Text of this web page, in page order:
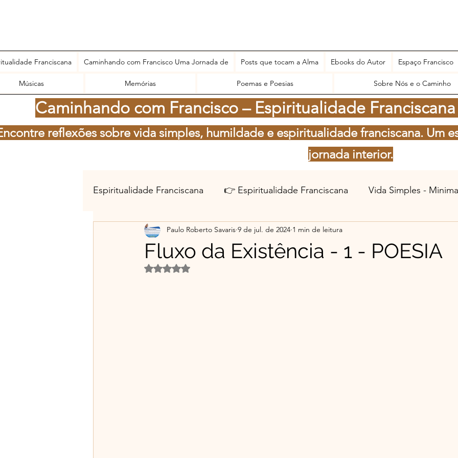
Franciscana Caminhando com Francisco Uma Jornada de Posts que tocam a Alma Ebooks do Autor Espaço Francisco
Músicas Memórias Poemas e Poesias Sobre Nós e o Caminho
Caminhando com Francisco – Espiritualidade
reflexões sobre vida simples, humildade e espiritualidade franciscana. Um
jornada interior.
Espiritualidade Franciscana 👉 Espiritualidade Franciscana Vida Simples -
Projetos Educativos Flor da Serra do Sul - Histórias
Material gratuito e Publicidade
Fluxo da Existência - 1 - POESIA
Paulo Roberto Savaris 9 de jul. de 2024 1 min de leitura
Avaliado com NaN de 5 estrelas.